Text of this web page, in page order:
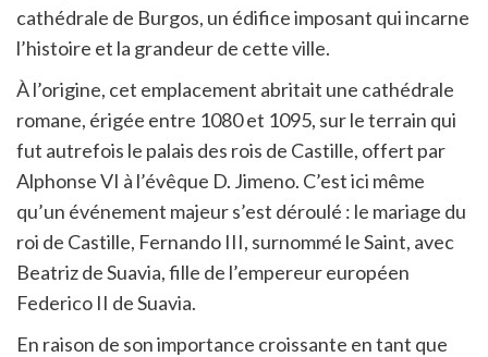
cathédrale de Burgos, un édifice imposant qui incarne
l’histoire et la grandeur de cette ville.
À l’origine, cet emplacement abritait une cathédrale
romane, érigée entre 1080 et 1095, sur le terrain qui
fut autrefois le palais des rois de Castille, offert par
Alphonse VI à l’évêque D. Jimeno. C’est ici même
qu’un événement majeur s’est déroulé : le mariage du
roi de Castille, Fernando III, surnommé le Saint, avec
Beatriz de Suavia, fille de l’empereur européen
Federico II de Suavia.
En raison de son importance croissante en tant que